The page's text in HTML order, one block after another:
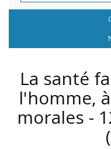
La santé
l'homme,
morales -